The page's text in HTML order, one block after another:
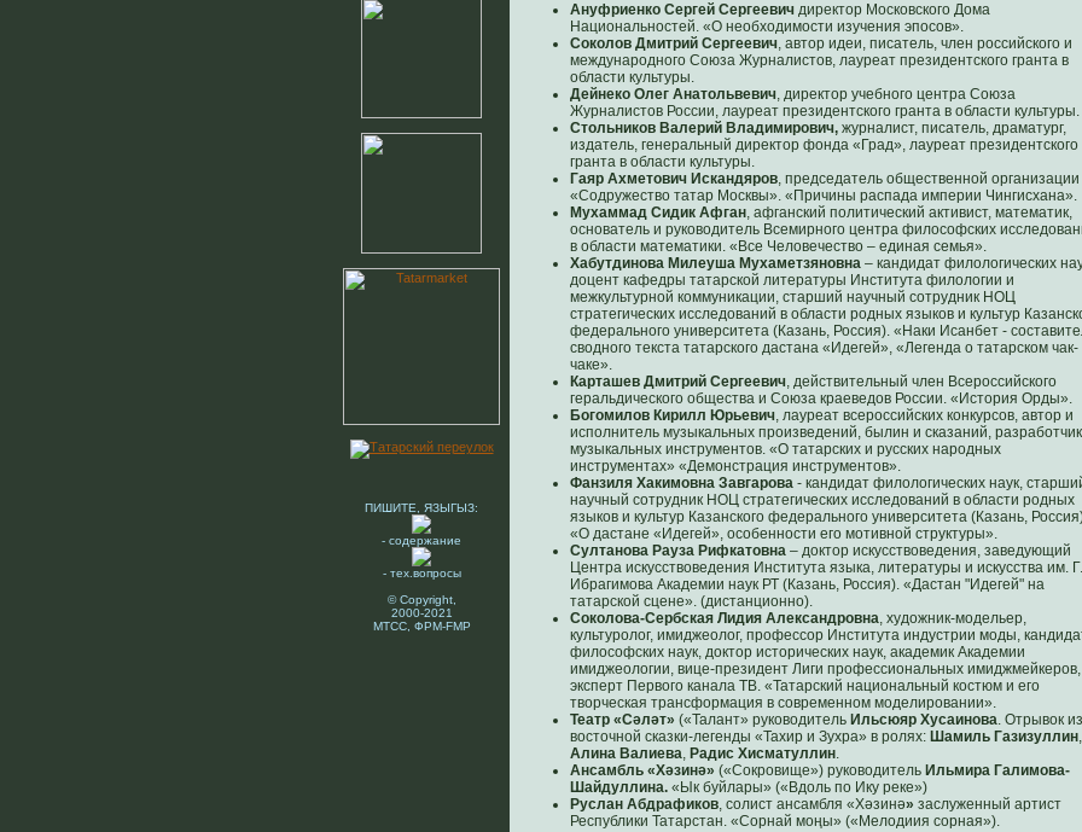
ПИШИТЕ, ЯЗЫГЫЗ:
- содержание
- тех.вопросы
© Copyright,
2000-2021
МТСС, ФРМ-FMP
Ануфриенко Сергей Сергеевичдиректор Московского Дома
Национальностей. «О необходимости изучения эпосов».
Соколов Дмитрий Сергеевич, автор идеи, писатель, член российского и
международного Союза Журналистов, лауреат президентского гранта в
области культуры.
Дейнеко Олег Анатольвевич, директор учебного центра Союза
Журналистов России, лауреат президентского гранта в области культуры.
Стольников Валерий Владимирович,журналист, писатель, драматург,
издатель, генеральный директор фонда «Град», лауреат президентского
гранта в области культуры.
Гаяр Ахметович Искандяров, председатель общественной организации
«Содружество татар Москвы». «Причины распада империи Чингисхана».
Мухаммад Сидик Афган, афганский политический активист, математик,
основатель и руководитель Всемирного центра философских
в области математики. «Все Человечество – единая семья».
Хабутдинова Милеуша Мухаметзяновна– кандидат филологических
доцент кафедры татарской литературы Института филологии и
межкультурной коммуникации, старший научный сотрудник НОЦ
стратегических исследований в области родных языков и культур
федерального университета (Казань, Россия). «Наки Исанбет -
сводного текста татарского дастана «Идегей», «Легенда о татарском чак-
чаке».
Карташев Дмитрий Сергеевич, действительный член Всероссийского
геральдического общества и Союза краеведов России. «История Орды».
Богомилов Кирилл Юрьевич, лауреат всероссийских конкурсов, автор и
исполнитель музыкальных произведений, былин и сказаний, разработчик
музыкальных инструментов. «О татарских и русских народных
инструментах» «Демонстрация инструментов».
Фанзиля Хакимовна Завгарова- кандидат филологических наук,
научный сотрудник НОЦ стратегических исследований в области родных
языков и культур Казанского федерального университета (Казань,
«О дастане «Идегей», особенности его мотивной структуры».
Султанова Рауза Рифкатовна– доктор искусствоведения, заведующий
Центра искусствоведения Института языка, литературы и искусства им. Г.
Ибрагимова Академии наук РТ (Казань, Россия). «Дастан "Идегей" на
татарской сцене». (дистанционно).
Соколова-Сербская Лидия Александровна, художник-модельер,
культуролог, имиджеолог, профессор Института индустрии моды,
философских наук, доктор исторических наук, академик Академии
имиджеологии, вице-президент Лиги профессиональных имиджмейкеров,
эксперт Первого канала ТВ. «Татарский национальный костюм и его
творческая трансформация в современном моделировании».
Театр «Сәләт» («Талант» руководитель Ильсюяр Хусаинова. Отрывок из
восточной сказки-легенды «Тахир и Зухра» в ролях: Шамиль Газизуллин,
Алина Валиева, Радис Хисматуллин.
Ансамбль «Хәзинә» («Сокровище») руководитель Ильмира Галимова-
Шайдуллина.«Ык буйлары» («Вдоль по Ику реке»)
Руслан Абдрафиков, солист ансамбля «Хәзинә» заслуженный артист
Республики Татарстан. «Сорнай моңы» («Мелодиия сорная»).